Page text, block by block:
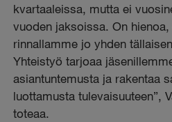
kvartaaleissa, mutta ei
vuoden jaksoissa. On
rinnallamme jo yhden
Yhteistyö tarjoaa
asiantuntemusta ja rakentaa
luottamusta tulevaisuuteen”,
toteaa.